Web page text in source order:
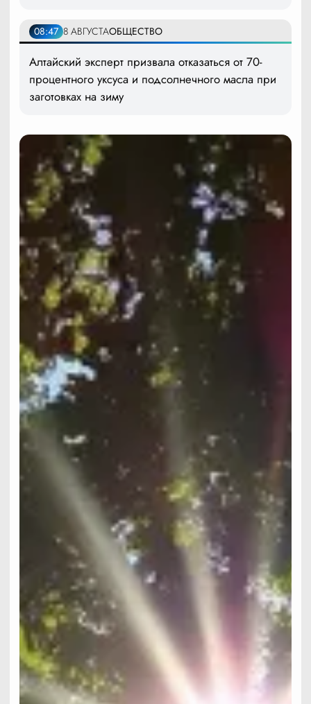
08:47 8 АВГУСТАОБЩЕСТВО
Алтайский эксперт призвала отказаться от 70-
процентного уксуса и подсолнечного масла при
заготовках на зиму